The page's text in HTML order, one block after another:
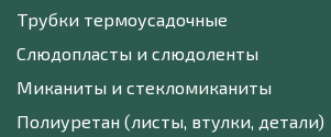
Трубки термоусадочные
Слюдопласты и слюдоленты
Миканиты и стекломиканиты
Полиуретан (листы, втулки, детали)